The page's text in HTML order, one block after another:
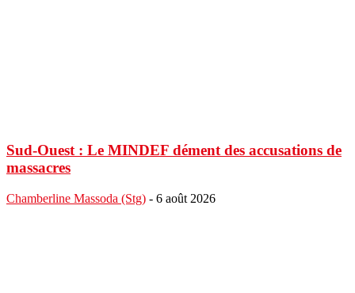
Sud-Ouest : Le MINDEF dément des accusations de
massacres
Chamberline Massoda (Stg) - 6 août 2026